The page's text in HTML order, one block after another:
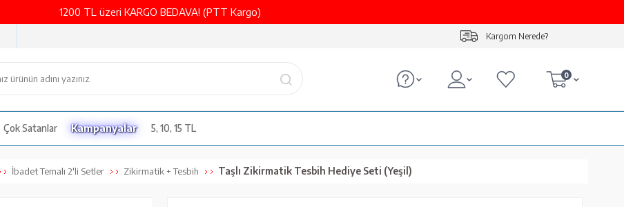
1200 TL üzeri KARGO BEDAVA! (PTT Kargo)
Kargom Nerede?
0
Çok Satanlar Kampanyalar 5, 10, 15 TL
İbadet Temalı 2'li Setler Zikirmatik + Tesbih Taşlı Zikirmatik Tesbih Hediye Seti (Yeşil)